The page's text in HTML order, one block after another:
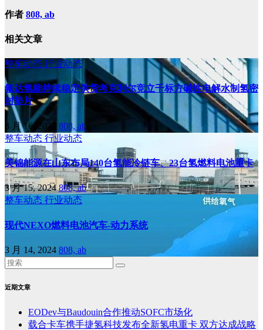
作者 808, ab
相关文章
整车动态 行业动态
氟达氢能持续稳定供货考克利尔竞立千标方碱性电解水制氢密
封垫片
3 月 16, 2024 808, ab
整车动态 行业动态
美锦能源在山东布局140台氢能冷链车、23台氢燃料电池重卡
3 月 15, 2024808, ab
整车动态 行业动态
现代NEXO燃料电池汽车-动力系统
3 月 14, 2024 808, ab
近期文章
EODev与Baudouin合作推动SOFC市场化
载合卡车携手捷氢科技发布全新氢电重卡 双方达成战略